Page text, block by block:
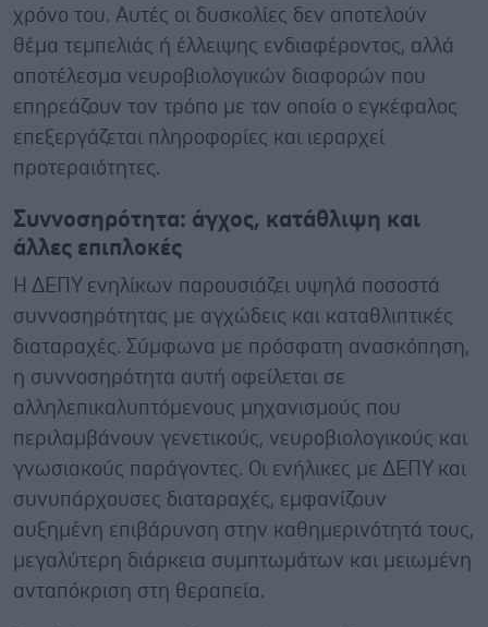
χρόνο του. Αυτές οι δυσκολίες δεν αποτελούν
θέμα τεμπελιάς ή έλλειψης ενδιαφέροντος, αλλά
αποτέλεσμα νευροβιολογικών διαφορών που
επηρεάζουν τον τρόπο με τον οποίο ο εγκέφαλος
επεξεργάζεται πληροφορίες και ιεραρχεί
προτεραιότητες.
Συννοσηρότητα: άγχος, κατάθλιψη και
άλλες επιπλοκές
Η ΔΕΠΥ ενηλίκων παρουσιάζει υψηλά ποσοστά
συννοσηρότητας με αγχώδεις και καταθλιπτικές
διαταραχές. Σύμφωνα με πρόσφατη ανασκόπηση,
η συννοσηρότητα αυτή οφείλεται σε
αλληλεπικαλυπτόμενους μηχανισμούς που
περιλαμβάνουν γενετικούς, νευροβιολογικούς και
γνωσιακούς παράγοντες. Οι ενήλικες με ΔΕΠΥ και
συνυπάρχουσες διαταραχές, εμφανίζουν
αυξημένη επιβάρυνση στην καθημερινότητά τους,
μεγαλύτερη διάρκεια συμπτωμάτων και μειωμένη
ανταπόκριση στη θεραπεία.